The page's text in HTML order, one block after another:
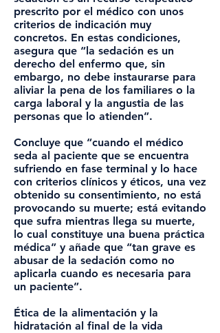
prescrito por el médico con unos
criterios de indicación muy
concretos. En estas condiciones,
asegura que “la sedación es un
derecho del enfermo que, sin
embargo, no debe instaurarse para
aliviar la pena de los familiares o la
carga laboral y la angustia de las
personas que lo atienden”.
Concluye que “cuando el médico
seda al paciente que se encuentra
sufriendo en fase terminal y lo hace
con criterios clínicos y éticos, una vez
obtenido su consentimiento, no está
provocando su muerte; está evitando
que sufra mientras llega su muerte,
lo cual constituye una buena práctica
médica” y añade que “tan grave es
abusar de la sedación como no
aplicarla cuando es necesaria para
un paciente”.
Ética de la alimentación y la
hidratación al final de la vida